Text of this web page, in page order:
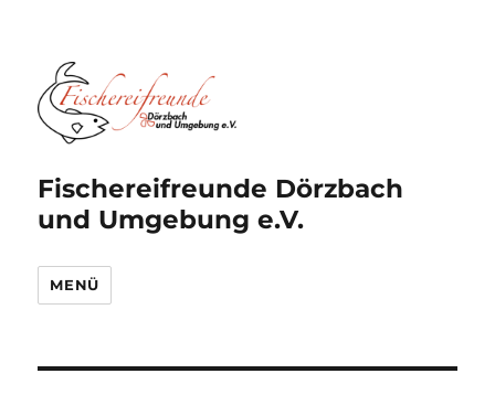
Fischereifreunde Dörzbach
und Umgebung e.V.
MENÜ